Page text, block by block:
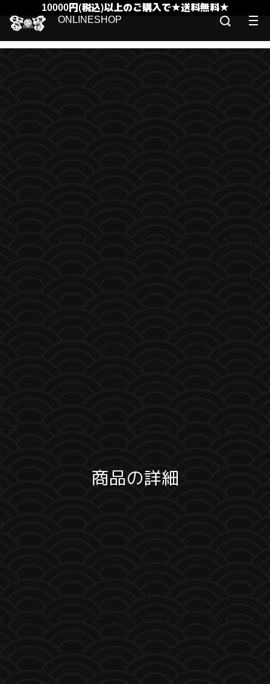
10000円(税込)以上のご購入で★送料無料★
商品の詳細
ONLINESHOP